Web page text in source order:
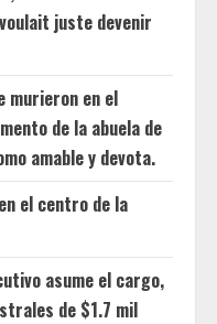
juste devenir
murieron en el
de la abuela de
amable y devota.
el centro de la
asume el cargo,
de $1.7 mil